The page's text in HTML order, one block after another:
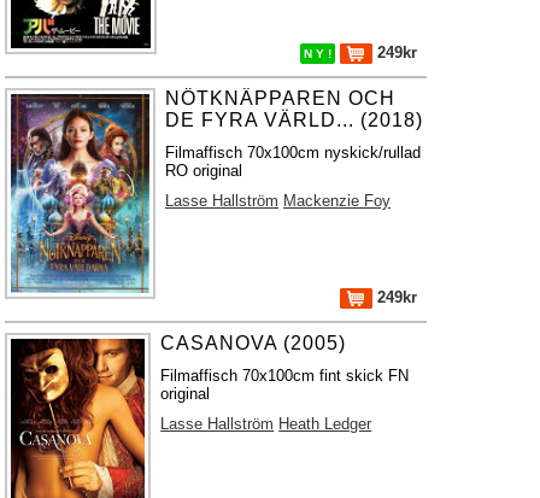
N Y ! 249kr
NÖTKNÄPPAREN OCH
DE FYRA VÄRLD... (2018)
Filmaffisch 70x100cm nyskick/rullad
RO original
Lasse Hallström Mackenzie Foy
249kr
CASANOVA (2005)
Filmaffisch 70x100cm fint skick FN
original
Lasse Hallström Heath Ledger